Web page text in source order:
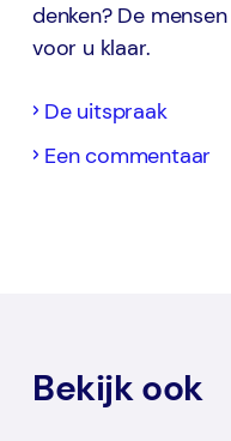
denken? De
voor u klaar.
De uitspraak
Een commentaar
Bekijk ook